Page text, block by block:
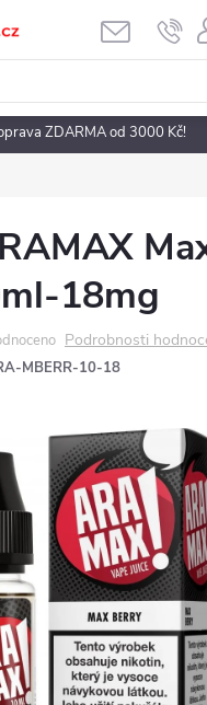
ZDARMA od 3000 Kč!
18mg
Podrobnosti
MBERR-10-18